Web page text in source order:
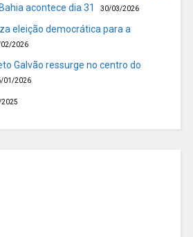
acontece dia 31
30/03/2026
eleição democrática para a
2026
Galvão ressurge no centro do
01/2026